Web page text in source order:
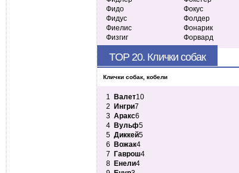
Фидо
Фидус
Фиелис
Физгиг
Фокус
Фолдер
Фонарик
Форвард
TOP 20. Клички собак
Клички собак, кобели
1 Валет10
2
Ингри7
3 Аракс6
4 Вульф5
5 Диккей5
6
Вожак4
7
Гаврош4
8 Енели4